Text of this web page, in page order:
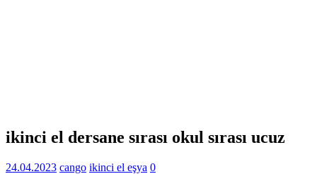
ikinci el dersane sırası okul sırası ucuz
24.04.2023 cango ikinci el eşya 0